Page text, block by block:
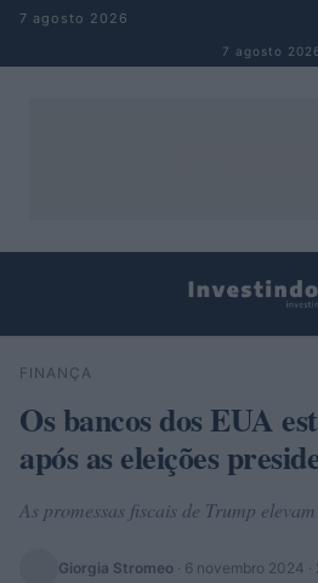
Pular para o conteúdo
7 agosto 2026
7 agosto
Buscar
FINANÇA
Os bancos dos EUA
após as eleições
As promessas fiscais de Trump
Giorgia Stromeo · 6 novembro 2024